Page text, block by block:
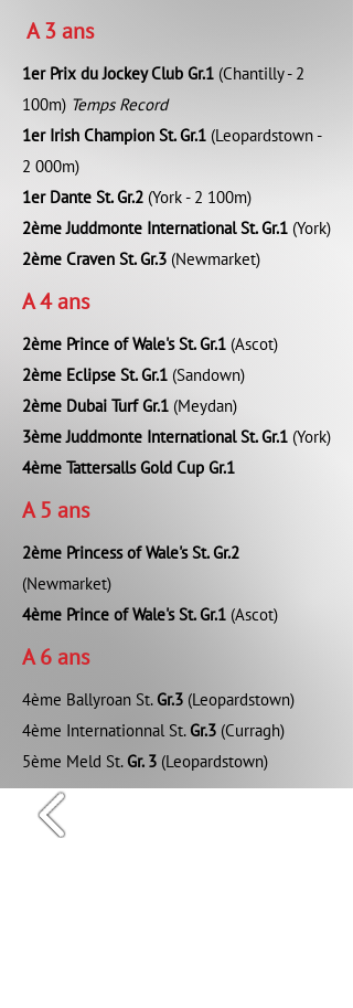
A 3 ans
1er Prix du Jockey Club Gr.1 (Chantilly - 2
100m) Temps Record
1er Irish Champion St. Gr.1 (Leopardstown -
2 000m)
1er Dante St. Gr.2 (York - 2 100m)
2ème Juddmonte International St. Gr.1 (York)
2ème Craven St. Gr.3 (Newmarket)
A 4 ans
2ème Prince of Wale's St. Gr.1 (Ascot)
2ème Eclipse St. Gr.1 (Sandown)
2ème Dubai Turf Gr.1 (Meydan)
3ème Juddmonte International St. Gr.1 (York)
4ème Tattersalls Gold Cup Gr.1
A 5 ans
2ème Princess of Wale's St. Gr.2
(Newmarket)
4ème Prince of Wale's St. Gr.1 (Ascot)
A 6 ans
4ème Ballyroan St.Gr.3 (Leopardstown)
4ème Internationnal St.Gr.3 (Curragh)
5ème Meld St. Gr. 3 (Leopardstown)